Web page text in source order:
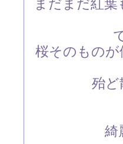
まだまだ紅
桜そのもの
殆ど
綺